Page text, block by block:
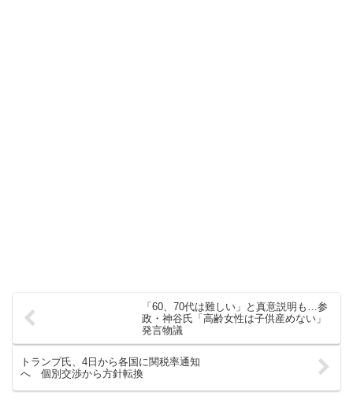
「60、70代は難しい」と真意説明も…参
政・神谷氏「高齢女性は子供産めない」
発言物議
トランプ氏、4日から各国に関税率通知
へ 個別交渉から方針転換